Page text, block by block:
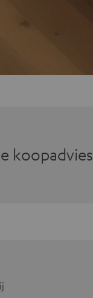
koopadvies